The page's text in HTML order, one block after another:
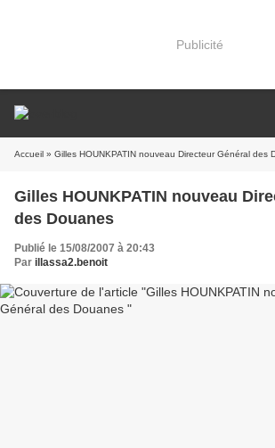
Publicité
Accueil » Gilles HOUNKPATIN nouveau Directeur Général des
Gilles HOUNKPATIN nouveau
des Douanes
Publié le 15/08/2007 à 20:43
Par illassa2.benoit